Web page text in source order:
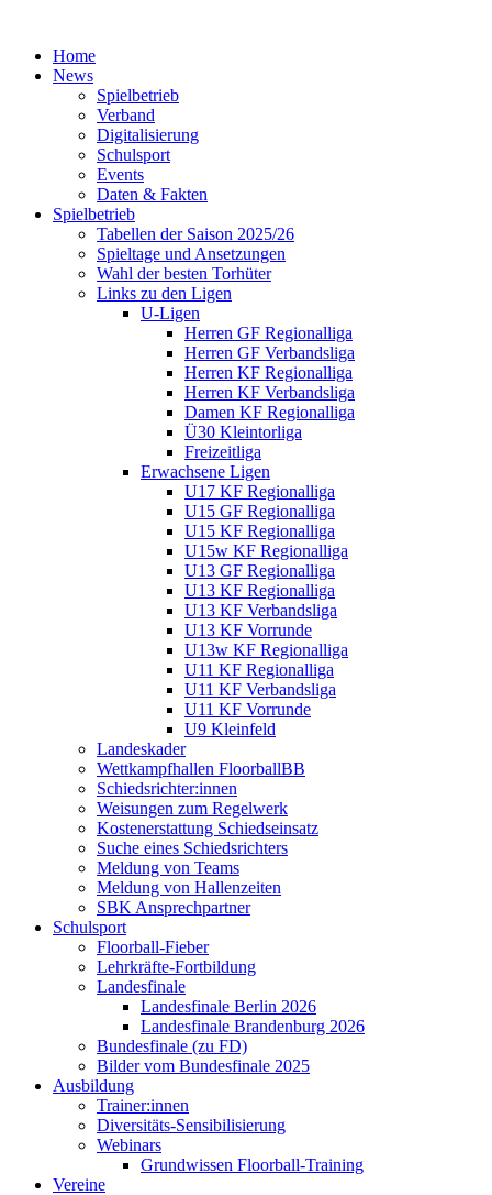
Home
News
Spielbetrieb
Verband
Digitalisierung
Schulsport
Events
Daten & Fakten
Spielbetrieb
Tabellen der Saison 2025/26
Spieltage und Ansetzungen
Wahl der besten Torhüter
Links zu den Ligen
U-Ligen
Herren GF Regionalliga
Herren GF Verbandsliga
Herren KF Regionalliga
Herren KF Verbandsliga
Damen KF Regionalliga
Ü30 Kleintorliga
Freizeitliga
Erwachsene Ligen
U17 KF Regionalliga
U15 GF Regionalliga
U15 KF Regionalliga
U15w KF Regionalliga
U13 GF Regionalliga
U13 KF Regionalliga
U13 KF Verbandsliga
U13 KF Vorrunde
U13w KF Regionalliga
U11 KF Regionalliga
U11 KF Verbandsliga
U11 KF Vorrunde
U9 Kleinfeld
Landeskader
Wettkampfhallen FloorballBB
Schiedsrichter:innen
Weisungen zum Regelwerk
Kostenerstattung Schiedseinsatz
Suche eines Schiedsrichters
Meldung von Teams
Meldung von Hallenzeiten
SBK Ansprechpartner
Schulsport
Floorball-Fieber
Lehrkräfte-Fortbildung
Landesfinale
Landesfinale Berlin 2026
Landesfinale Brandenburg 2026
Bundesfinale (zu FD)
Bilder vom Bundesfinale 2025
Ausbildung
Trainer:innen
Diversitäts-Sensibilisierung
Webinars
Grundwissen Floorball-Training
Vereine